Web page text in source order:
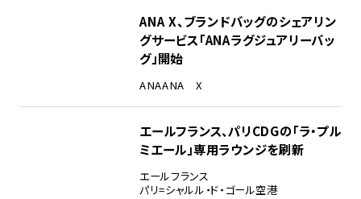
ANA X、ブランドバッグのシェアリン
グサービス「ANAラグジュアリーバッ
グ」開始
ANAANA X
エールフランス、パリCDGの「ラ・プル
ミエール」専用ラウンジを刷新
エールフランス
パリ=シャルル・ド・ゴール空港